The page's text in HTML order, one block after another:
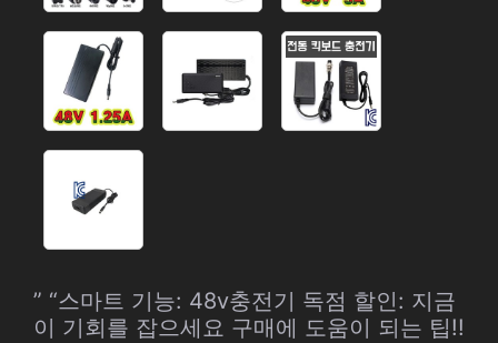
” “스마트 기능: 48v충전기 독점 할인: 지금
이 기회를 잡으세요 구매에 도움이 되는 팁!!